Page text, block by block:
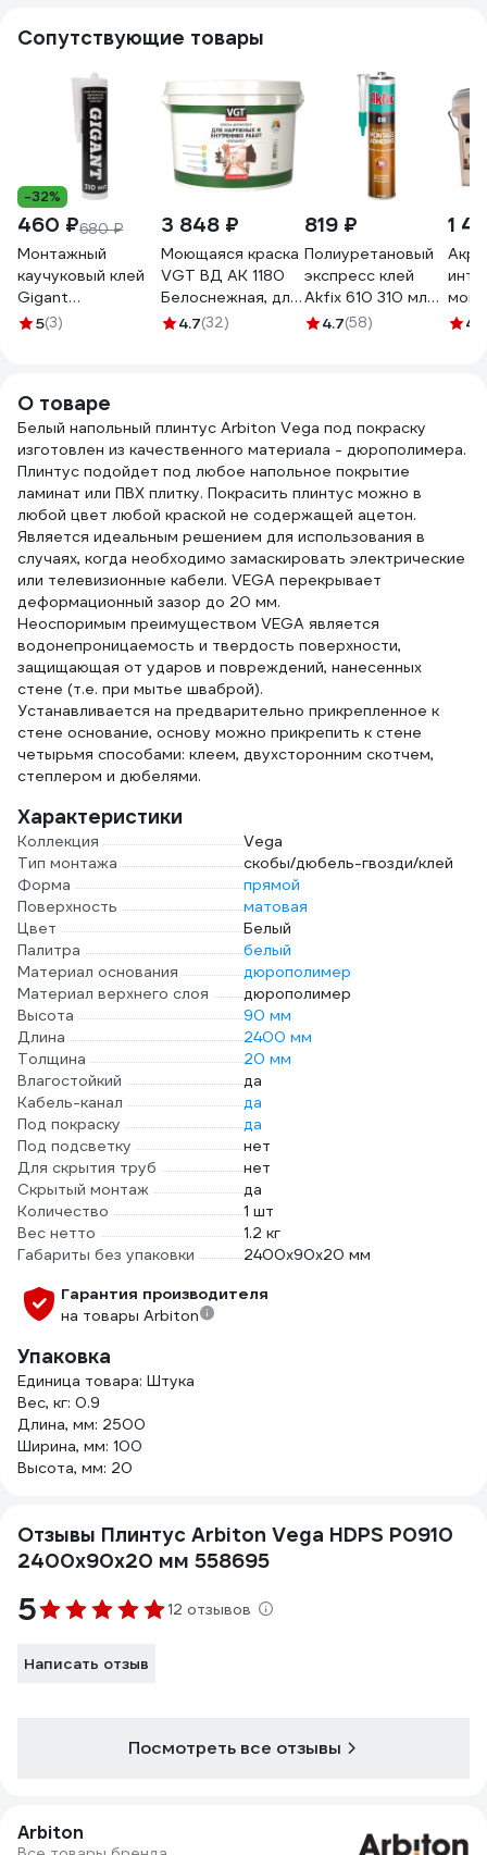
Сопутствующие товары
-32%
460 ₽680 ₽
Монтажный
каучуковый клей
Gigant
прозрачный 310
5(3)
3 848 ₽
Моющаяся краска
VGT ВД АК 1180
Белоснежная, для
нар/внутр работ
4.7(32)
819 ₽
Полиуретановый
экспресс клей
Akfix 610 310 мл
GA400
4.7(58)
1
4.8
О товаре
Белый напольный плинтус Arbiton Vega под покраску
изготовлен из качественного материала - дюрополимера.
Плинтус подойдет под любое напольное покрытие
ламинат или ПВХ плитку. Покрасить плинтус можно в
любой цвет любой краской не содержащей ацетон.
Является идеальным решением для использования в
случаях, когда необходимо замаскировать электрические
или телевизионные кабели. VEGA перекрывает
деформационный зазор до 20 мм.
Неоспоримым преимуществом VEGA является
водонепроницаемость и твердость поверхности,
защищающая от ударов и повреждений, нанесенных
стене (т.е. при мытье шваброй).
Устанавливается на предварительно прикрепленное к
стене основание, основу можно прикрепить к стене
четырьмя способами: клеем, двухсторонним скотчем,
степлером и дюбелями.
Характеристики
Коллекция
Vega
Тип монтажа
скобы/дюбель-гвозди/клей
Форма
прямой
Поверхность
матовая
Цвет
Белый
Палитра
белый
Материал основания
дюрополимер
Материал верхнего слоя
дюрополимер
Высота
90 мм
Длина
2400 мм
Толщина
20 мм
Влагостойкий
да
Кабель-канал
да
Под покраску
да
Под подсветку
нет
Для скрытия труб
нет
Скрытый монтаж
да
Количество
1 шт
Вес нетто
1.2 кг
Габариты без упаковки
2400x90x20 мм
Гарантия производителя
на товары Arbiton
Упаковка
Единица товара: Штука
Вес, кг: 0.9
Длина, мм: 2500
Ширина, мм: 100
Высота, мм: 20
Отзывы Плинтус Arbiton Vega HDPS P0910
2400x90x20 мм 558695
5 12 отзывов
Написать отзыв
Посмотреть все отзывы
Arbiton